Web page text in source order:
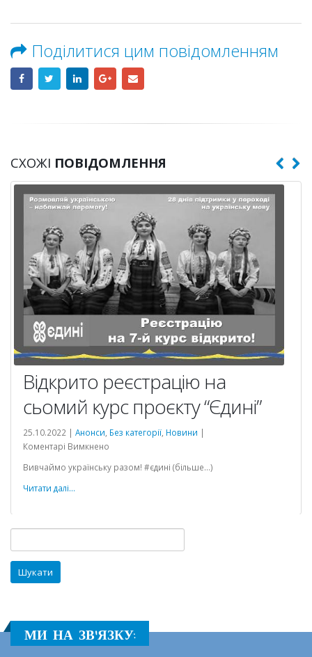
Поділитися цим повідомленням
СХОЖІ ПОВІДОМЛЕННЯ
Відкрито реєстрацію на
сьомий курс проєкту “Єдині”
25.10.2022 | Анонси Без категорії Новини |
Коментарі Вимкнено
реєстрацію
проєкту
Вивчаймо українську разом! #єдині (більше…)
Читати далі...
МИ НА ЗВ'ЯЗКУ: